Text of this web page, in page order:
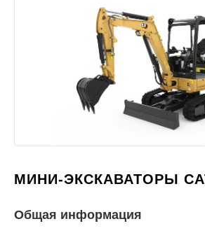
МИНИ-ЭКСКАВАТОРЫ
Общая информация